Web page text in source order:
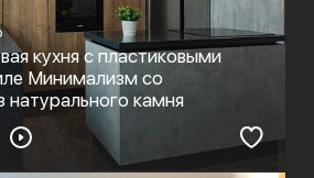
кухня с пластиковыми
Минимализм со
натурального камня